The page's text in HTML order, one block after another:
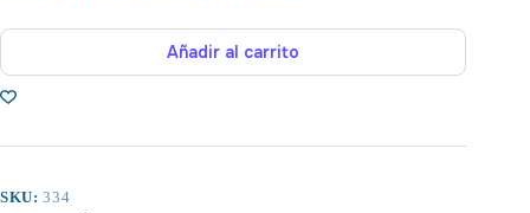
Añadir al carrito
SKU:334